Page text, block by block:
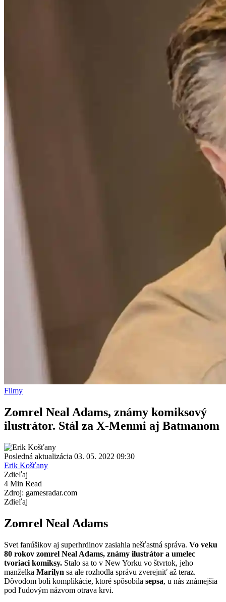
Filmy
Zomrel Neal Adams, známy komiksový
ilustrátor. Stál za X-Menmi aj Batmanom
Posledná aktualizácia 03. 05. 2022 09:30
Erik Košťany
Zdieľaj
4 Min Read
Zdroj: gamesradar.com
Zdieľaj
Zomrel Neal Adams
Svet fanúšikov aj superhrdinov zasiahla nešťastná správa. Vo veku
80 rokov zomrel Neal Adams, známy ilustrátor a umelec
tvoriaci komiksy. Stalo sa to v New Yorku vo štvrtok, jeho
manželka Marilyn sa ale rozhodla správu zverejniť až teraz.
Dôvodom boli komplikácie, ktoré spôsobila sepsa, u nás známejšia
pod ľudovým názvom otrava krvi.